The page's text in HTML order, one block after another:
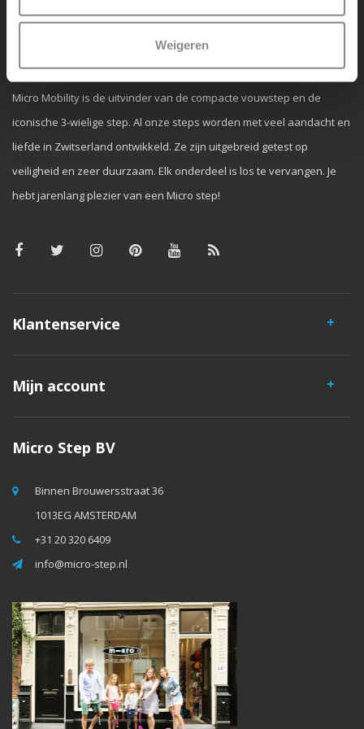
Weigeren
Waarom Micro Step?
Micro Mobility is de uitvinder van de compacte vouwstep en de
iconische 3-wielige step. Al onze steps worden met veel aandacht en
liefde in Zwitserland ontwikkeld. Ze zijn uitgebreid getest op
veiligheid en zeer duurzaam. Elk onderdeel is los te vervangen. Je
hebt jarenlang plezier van een Micro step!
Klantenservice
Mijn account
Micro Step BV
Binnen Brouwersstraat 36
1013EG AMSTERDAM
+31 20 320 6409
info@micro-step.nl